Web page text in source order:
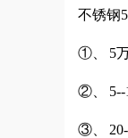
不锈钢
①、 5
②、 5--
③、